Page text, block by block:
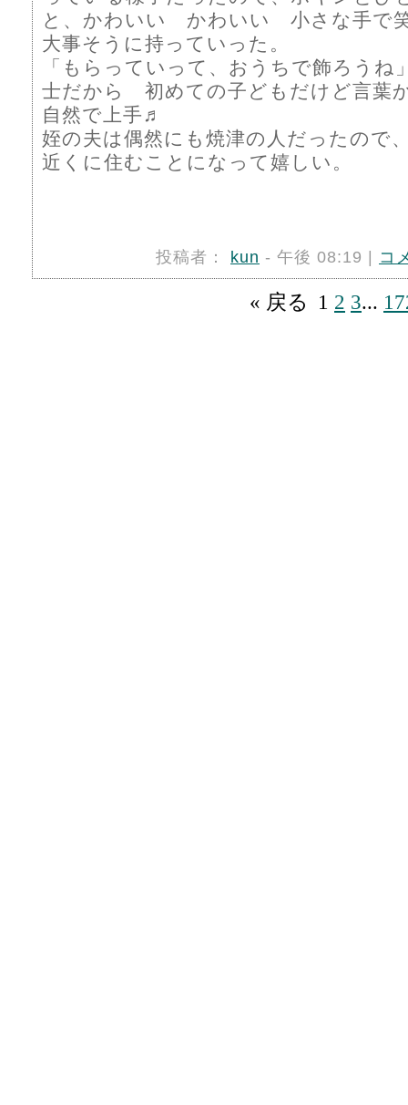
と、かわいい かわいい 小さな手で
大事そうに持っていった。
「もらっていって、おうちで飾ろうね
士だから 初めての子どもだけど言葉
自然で上手♬
姪の夫は偶然にも焼津の人だったので
近くに住むことになって嬉しい。
投稿者： kun - 午後 08:19 | コ
« 戻る 1 2 3...